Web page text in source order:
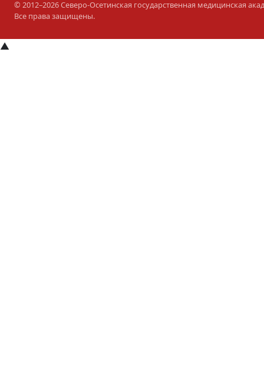
© 2012–2026 Северо-Осетинская государственная медицинская
Все права защищены.
▲